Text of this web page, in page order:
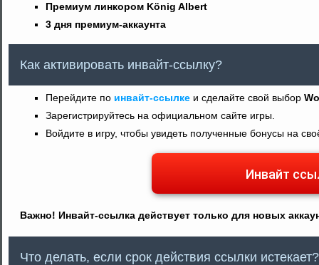
Премиум линкором König Albert
3 дня премиум-аккаунта
Как активировать инвайт-ссылку?
Перейдите по инвайт-ссылкеи сделайте свой выбор
Зарегистрируйтесь на официальном сайте игры.
Войдите в игру, чтобы увидеть полученные бонусы на
Инвайт
Важно! Инвайт-ссылка действует только для новых
Что делать, если срок действия ссылки истекает?